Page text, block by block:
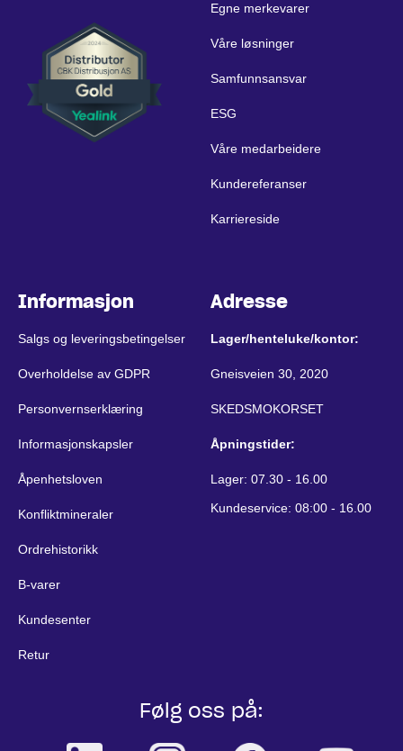
Egne merkevarer
Våre løsninger
Samfunnsansvar
ESG
Våre medarbeidere
Kundereferanser
Karriereside
Informasjon
Salgs og leveringsbetingelser
Overholdelse av GDPR
Personvernserklæring
Informasjonskapsler
Åpenhetsloven
Konfliktmineraler
Ordrehistorikk
B-varer
Kundesenter
Retur
Adresse
Lager/henteluke/kontor:
Gneisveien 30, 2020
SKEDSMOKORSET
Åpningstider:
Lager: 07.30 - 16.00
Kundeservice: 08:00 - 16.00
Følg oss på: